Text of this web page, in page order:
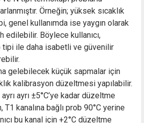
Örneğin; yüksek sıcaklık
genel kullanımda ise yaygın olarak
edilebilir. Böylece kullanıcı,
tipi ile daha isabetli ve güvenilir
gelebilecek küçük sapmalar için
kalibrasyon düzeltmesi yapılabilir.
ayrı ±5°C’ye kadar düzeltme
T1 kanalına bağlı prob 90°C yerine
bu kanal için +2°C düzeltme